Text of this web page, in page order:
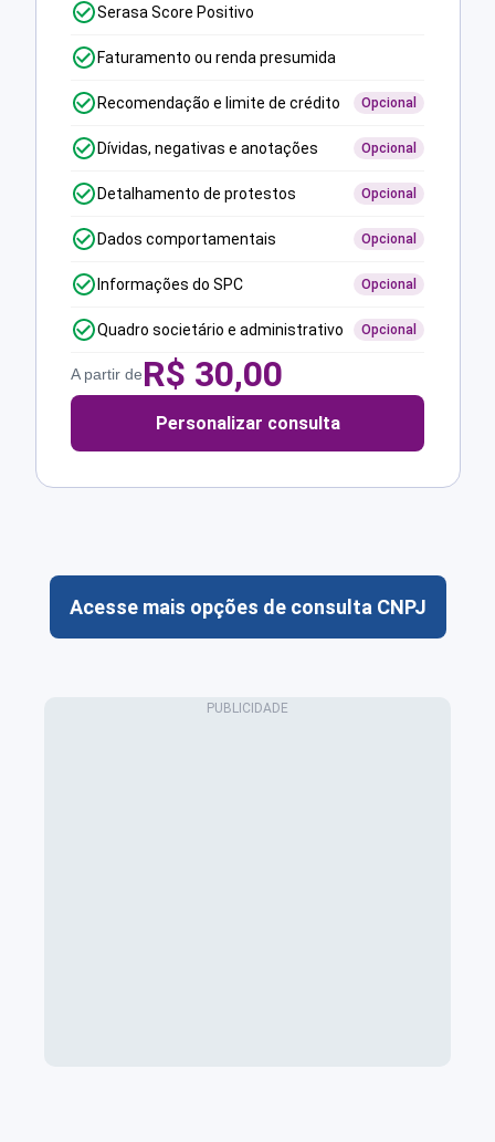
Serasa Score Positivo
Faturamento ou renda presumida
Recomendação e limite de crédito Opcional
Dívidas, negativas e anotações Opcional
Detalhamento de protestos Opcional
Dados comportamentais Opcional
Informações do SPC Opcional
Quadro societário e administrativo Opcional
A partir deR$ 30,00
Personalizar consulta
Acesse mais opções de consulta CNPJ